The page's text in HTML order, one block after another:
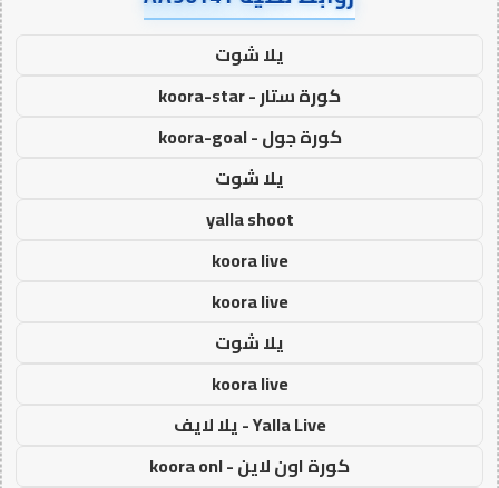
يلا شوت
كورة ستار - koora-star
كورة جول - koora-goal
يلا شوت
yalla shoot
koora live
koora live
يلا شوت
koora live
Yalla Live - يلا لايف
كورة اون لاين - koora onl